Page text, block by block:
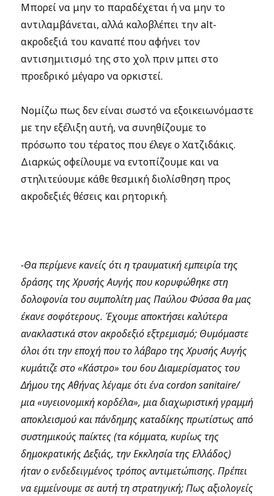
Μπορεί να μην το παραδέχεται ή να μην το
αντιλαμβάνεται, αλλά καλοβλέπει την alt-
ακροδεξιά του καναπέ που αφήνει τον
αντισημιτισμό της στο χολ πριν μπει στο
προεδρικό μέγαρο να ορκιστεί.
Νομίζω πως δεν είναι σωστό να εξοικειωνόμαστε
με την εξέλιξη αυτή, να συνηθίζουμε το
πρόσωπο του τέρατος που έλεγε ο Χατζιδάκις.
Διαρκώς οφείλουμε να εντοπίζουμε και να
στηλιτεύουμε κάθε θεσμική διολίσθηση προς
ακροδεξιές θέσεις και ρητορική.
-Θα περίμενε κανείς ότι η τραυματική εμπειρία της
δράσης της Χρυσής Αυγής που κορυφώθηκε στη
δολοφονία του συμπολίτη μας Παύλου Φύσσα θα μας
έκανε σοφότερους. Έχουμε αποκτήσει καλύτερα
ανακλαστικά στον ακροδεξιό εξτρεμισμό; Θυμόμαστε
όλοι ότι την εποχή που το λάβαρο της Χρυσής Αυγής
κυμάτιζε στο «Κάστρο» του 6ου Διαμερίσματος του
Δήμου της Αθήνας λέγαμε ότι ένα cordon sanitaire/
μια «υγειονομική κορδέλα», μια διαχωριστική γραμμή
αποκλεισμού και πάνδημης καταδίκης πρωτίστως από
συστημικούς παίκτες (τα κόμματα, κυρίως της
δημοκρατικής Δεξιάς, την Εκκλησία της Ελλάδος)
ήταν ο ενδεδειγμένος τρόπος αντιμετώπισης. Πρέπει
να εμμείνουμε σε αυτή τη στρατηγική; Πως αξιολογείς